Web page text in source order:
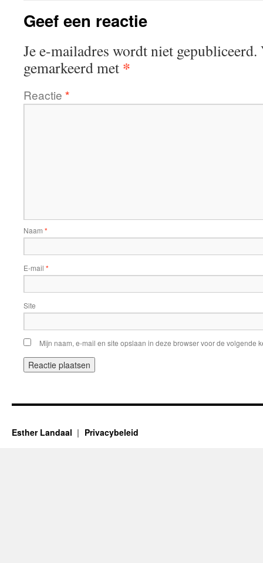
Geef een reactie
Je e-mailadres wordt niet gepubliceerd.
gemarkeerd met *
Reactie *
Naam *
E-mail *
Site
Mijn naam, e-mail en site opslaan in deze browser voor de volgende
Esther Landaal Privacybeleid